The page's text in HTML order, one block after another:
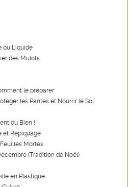
ou Liquide
des Mulots
le préparer
les Pantes et Nourrir le Sol
du Bien !
et Repiquage
Mortes
(Tradition de Noël)
en Plastique